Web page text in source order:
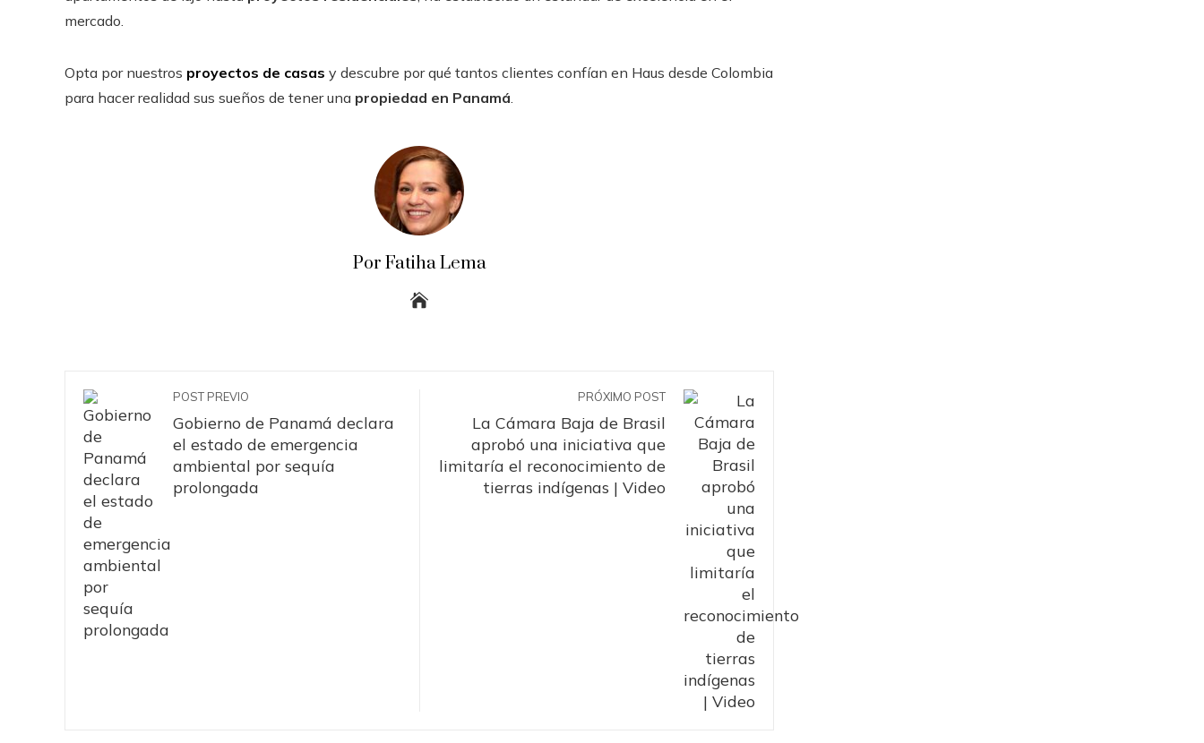
mercado.
Opta por nuestros proyectos de casas y descubre por qué tantos clientes confían en Haus desde Colombia
para hacer realidad sus sueños de tener una propiedad en Panamá.
Por Fatiha Lema
POST PREVIO
Gobierno de Panamá declara
el estado de emergencia
ambiental por sequía
prolongada
PRÓXIMO POST
La Cámara Baja de Brasil
aprobó una iniciativa que
limitaría el reconocimiento de
tierras indígenas | Video